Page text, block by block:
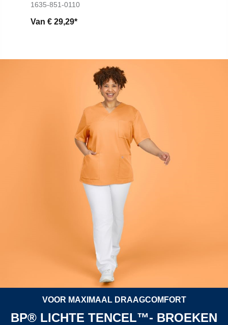
1635-851-0110
Van € 29,29*
VOOR MAXIMAAL DRAAGCOMFORT
BP® LICHTE TENCEL™- BROEKEN